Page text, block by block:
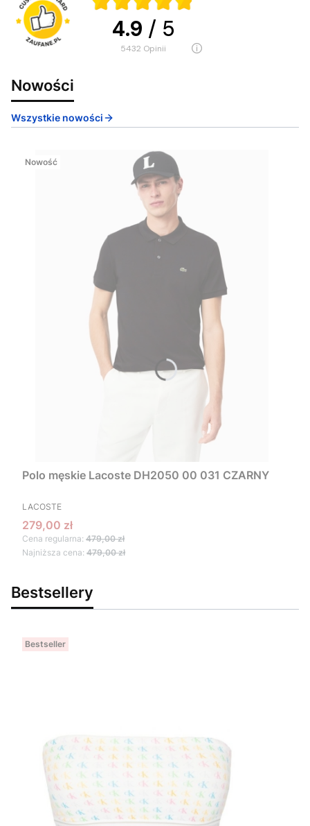
4.9 / 5
5432 opinii
Nowości
Wszystkie nowości
Nowość
Polo męskie Lacoste DH2050 00 031 CZARNY
PRODUCENT
LACOSTE
Cena promocyjna
279,00 zł
Cena regularna: 479,00 zł
Najniższa cena: 479,00 zł
Bestsellery
Bestseller